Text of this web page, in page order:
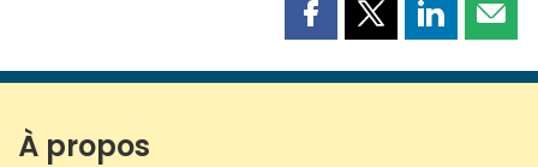
Partager
page
Partager
page
Partager
page page
À propos